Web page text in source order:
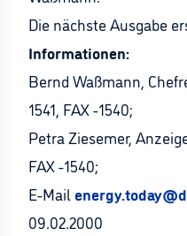
Die nächste Ausgabe
Informationen:
Bernd Waßmann,
1541, FAX -1540;
Petra Ziesemer,
FAX -1540;
E-Mail
09.02.2000